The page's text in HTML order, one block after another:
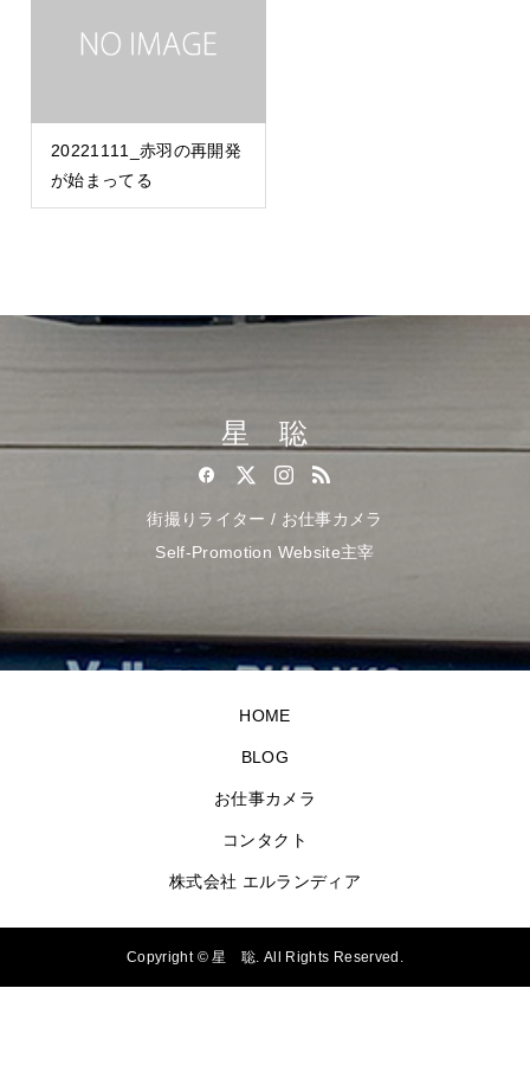
20221111_赤羽の再開発
が始まってる
星 聡
街撮りライター / お仕事カメラ
Self-Promotion Website主宰
HOME
BLOG
お仕事カメラ
コンタクト
株式会社 エルランディア
Copyright ©星 聡. All Rights Reserved.